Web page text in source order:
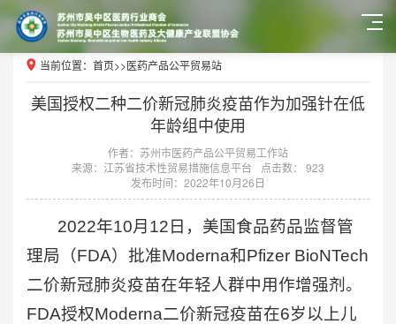
当前位置： 首页>>医药产品公平贸易站
美国授权二种二价新冠肺炎疫苗作为加强针在低
年龄组中使用
作者：苏州市医药产品公平贸易工作站
来源：江苏省技术性贸易措施信息平台
点击数： 923
发布时间：2022年10月26日
2022年10月12日，美国食品药品监督管
理局（FDA）批准Moderna和Pfizer BioNTech
二价新冠肺炎疫苗在年轻人群中用作增强剂。
FDA授权Moderna二价新冠疫苗在6岁以上儿